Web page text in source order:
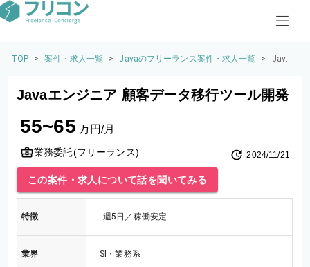
TOP > 案件・求人一覧 > Javaのフリーランス案件・求人一覧 >
Java
ア 顧
ル開
Javaエンジニア 顧客データ移行ツール開発
55~65 万円/月
業務委託(フリーランス) 2024/11/21
この案件・求人について話を聞いてみる
特徴 週5日／稼働安定
業界 SI・業務系